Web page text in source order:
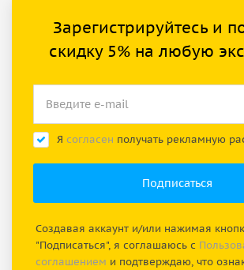
Зарегистрируйтесь и
скидку 5% на любую
Я согласен получать рекламную
Создавая аккаунт и/или нажимая
"Подписаться", я соглашаюсь с
соглашением и подтверждаю, что